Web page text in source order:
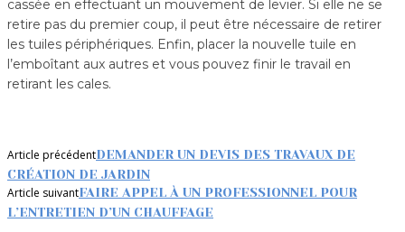
cassée en effectuant un mouvement de levier. Si elle ne se
retire pas du premier coup, il peut être nécessaire de retirer
les tuiles périphériques. Enfin, placer la nouvelle tuile en
l’emboîtant aux autres et vous pouvez finir le travail en
retirant les cales.
Article précédentDEMANDER UN DEVIS DES TRAVAUX DE
CRÉATION DE JARDIN
Article suivantFAIRE APPEL À UN PROFESSIONNEL POUR
L’ENTRETIEN D’UN CHAUFFAGE